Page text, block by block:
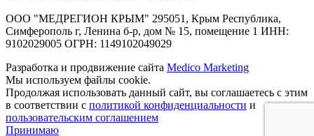
ООО "МЕДРЕГИОН КРЫМ" 295051, Крым Республика,
Симферополь г, Ленина б-р, дом № 15, помещение 1 ИНН:
9102029005 ОГРН: 1149102049029
Разработка и продвижение сайта Medico Marketing
Мы используем файлы cookie.
Продолжая использовать данный сайт, вы соглашаетесь с этим
в соответствии с политикой конфиденциальности и
пользовательским соглашением
Принимаю